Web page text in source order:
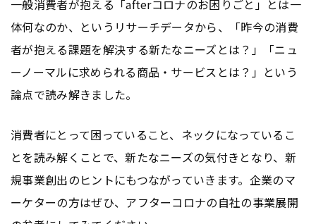
一般消費者が抱える「afterコロナのお困りごと」とは一
体何なのか、というリサーチデータから、「昨今の消費
者が抱える課題を解決する新たなニーズとは？」「ニュ
ーノーマルに求められる商品・サービスとは？」という
論点で読み解きました。
消費者にとって困っていること、ネックになっているこ
とを読み解くことで、新たなニーズの気付きとなり、新
規事業創出のヒントにもつながっていきます。企業のマ
ーケターの方はぜひ、アフターコロナの自社の事業展開